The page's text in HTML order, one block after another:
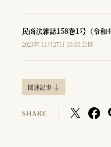
民商法雑誌158巻1号（令
2023年 11月27日 10:00 公開
関連記事
SHARE